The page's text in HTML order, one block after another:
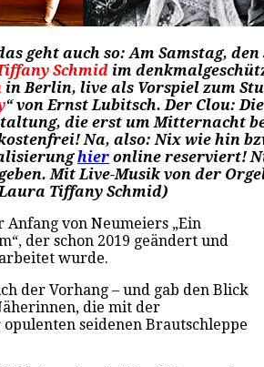
geht auch so: Am Samstag, den
Schmid im
in Berlin, live als Vorspiel zum
“ von Ernst Lubitsch. Der Clou: Die
die erst um Mitternacht
Na, also: Nix wie hin
hier online reserviert!
Mit Live-Musik von der
Tiffany Schmid)
Anfang von Neumeiers „Ein
der schon 2019 geändert und
wurde.
der Vorhang – und gab den Blick
die mit der
seidenen Brautschleppe